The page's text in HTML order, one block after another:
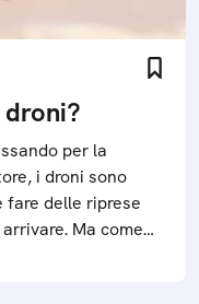
per la
i droni sono
fare delle riprese
Ma come